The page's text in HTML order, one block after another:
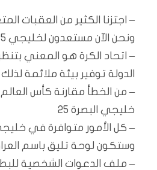
– اجتزنا الكثير من العقبات
ونحن الآن مستعدون لخليجي 25
– اتحاد الكرة هو المعني
الدولة توفير بيئة ملائمة لذلك
– من الخطأ مقارنة كأس
خليجي البصرة 25
وستكون لوحة تليق باسم
– ملف الدعوات الشخصية